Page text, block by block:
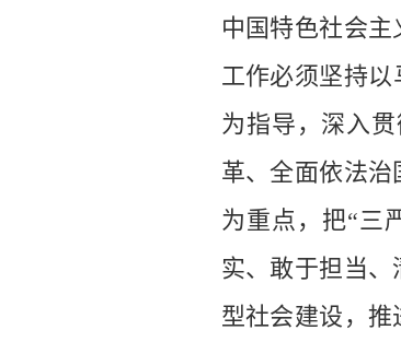
中国特色社会
工作必须坚持
为指导，深入
革、全面依法
为重点，把“三
实、敢于担当
型社会建设，